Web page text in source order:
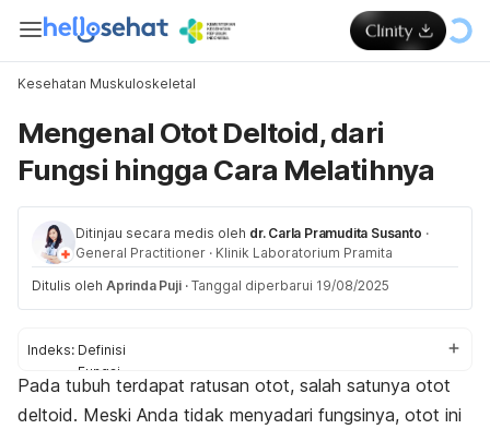
Kesehatan Muskuloskeletal
Mengenal Otot Deltoid, dari
Fungsi hingga Cara Melatihnya
Ditinjau secara medis oleh dr. Carla Pramudita Susanto ·
General Practitioner · Klinik Laboratorium Pramita
Ditulis oleh Aprinda Puji · Tanggal diperbarui 19/08/2025
Indeks: Definisi
Fungsi
Gangguan
Cara menjaga
Pada tubuh terdapat ratusan otot, salah satunya otot
deltoid. Meski Anda tidak menyadari fungsinya, otot ini